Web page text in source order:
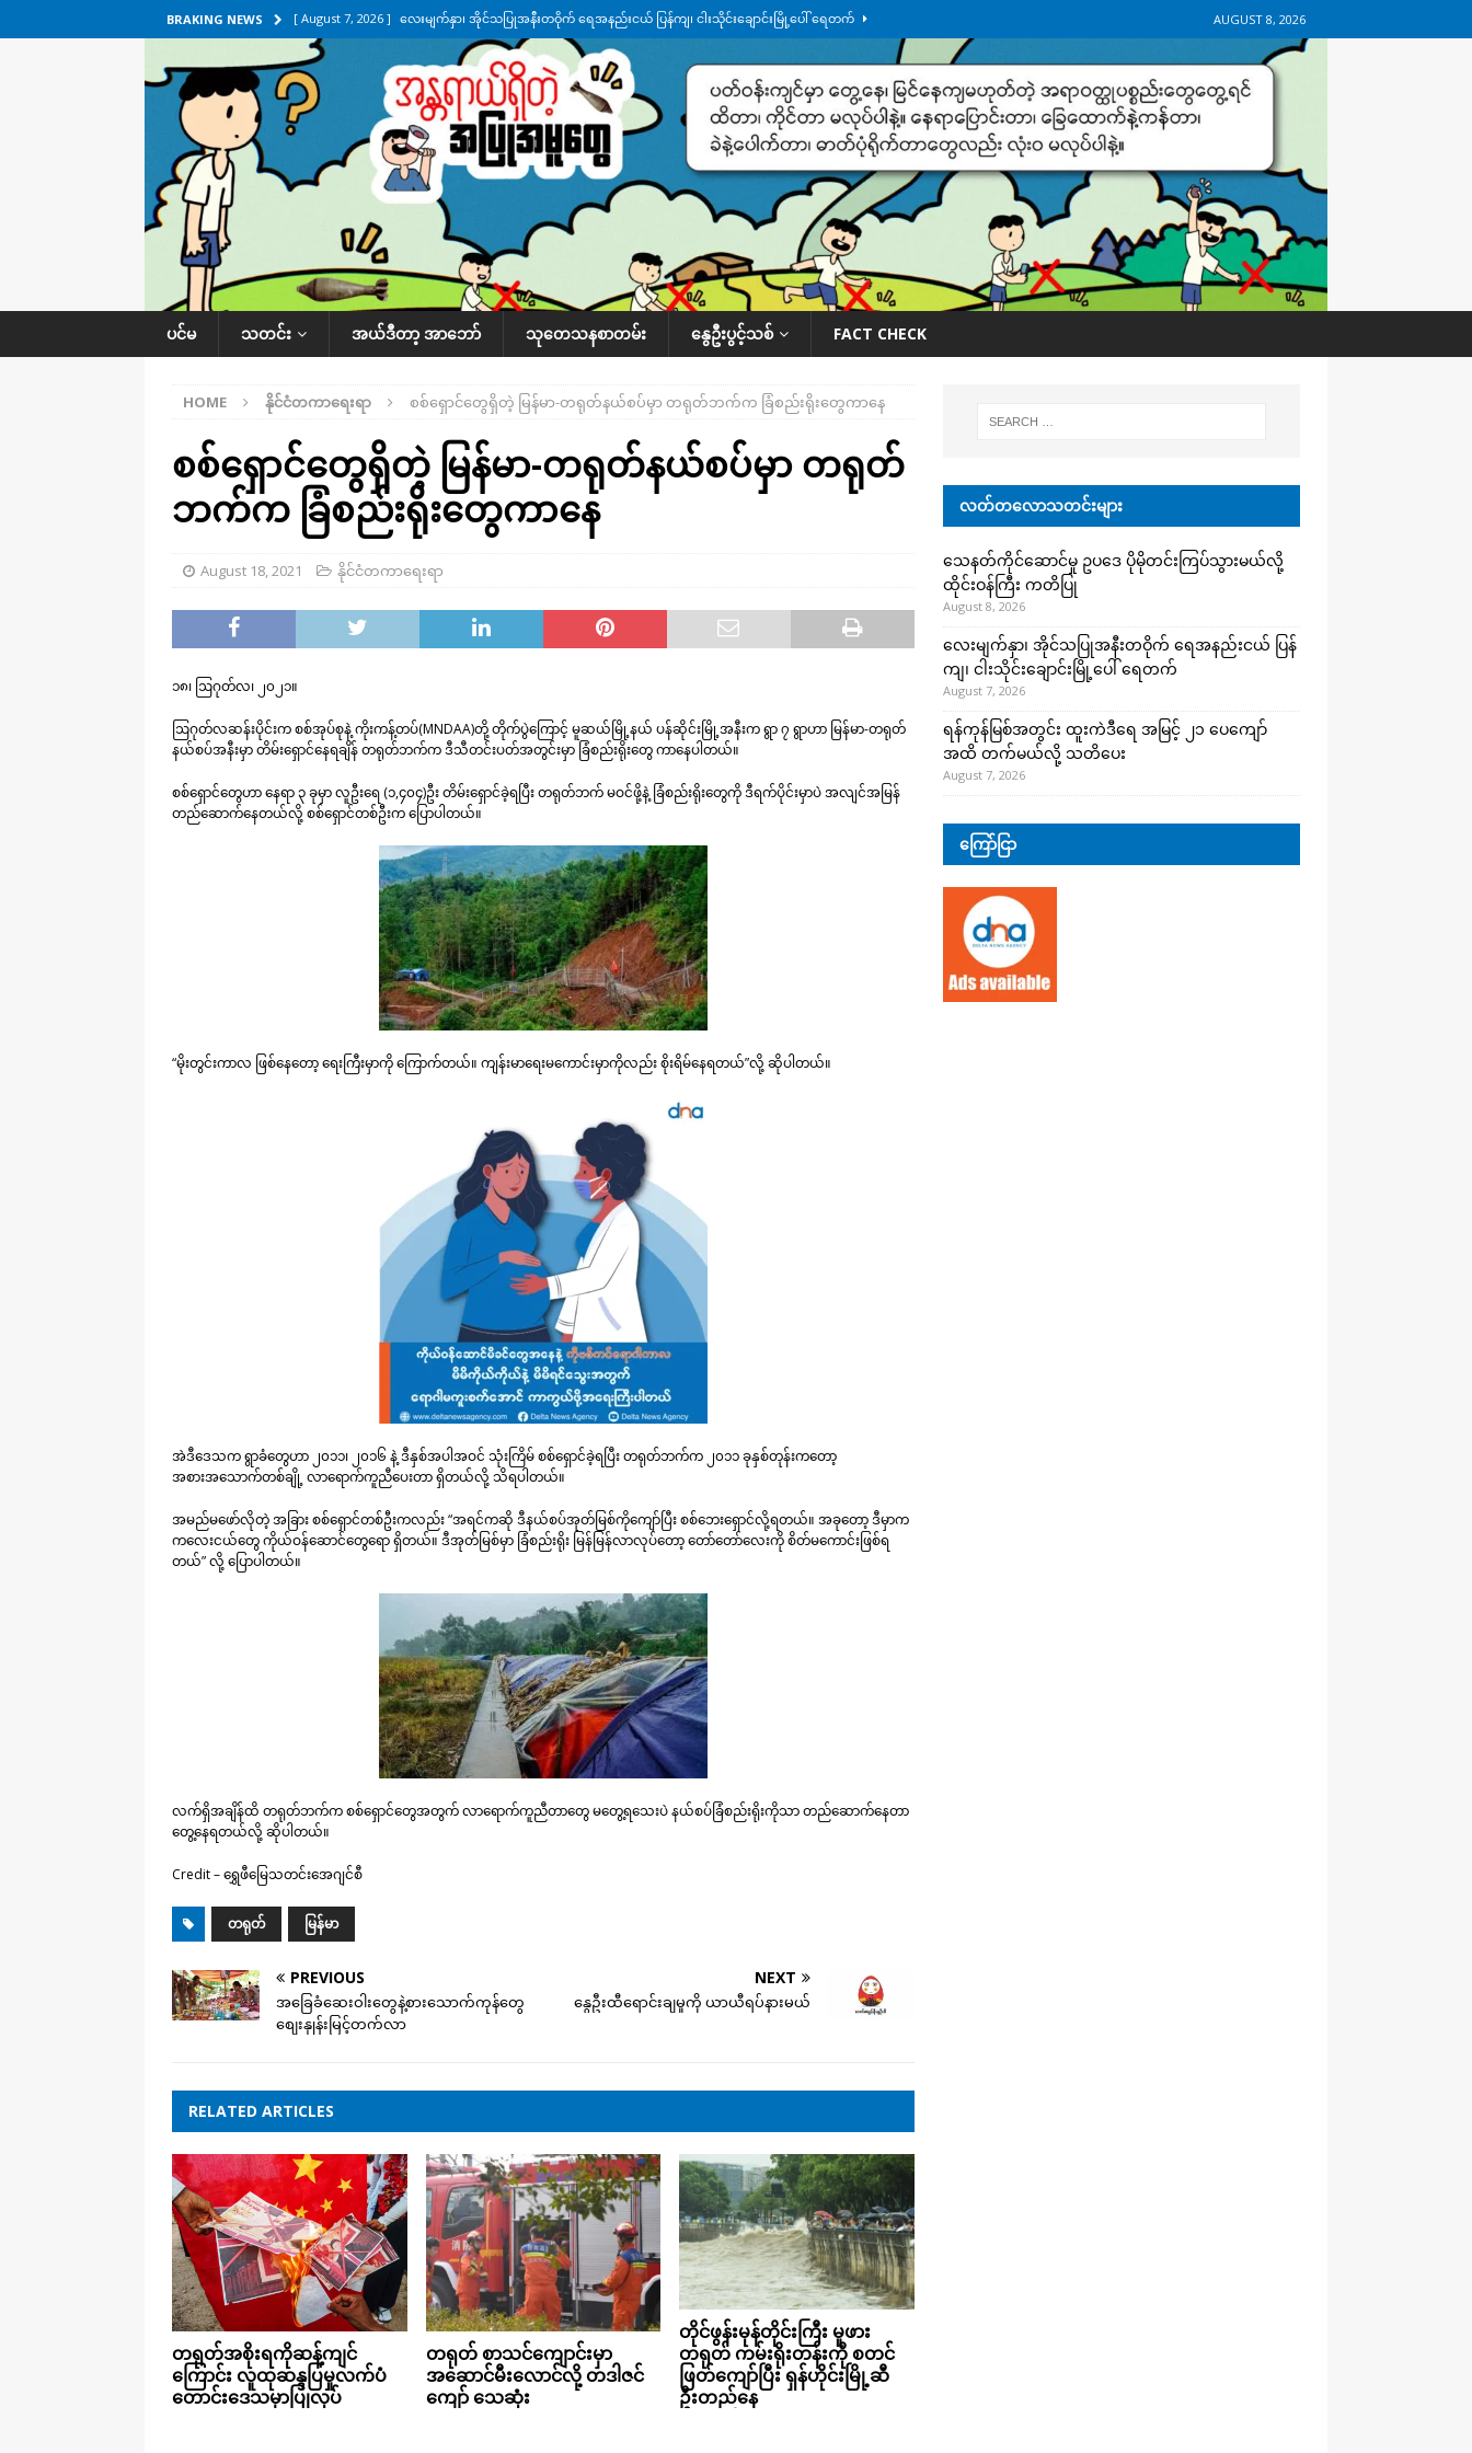
BRAKING NEWS [ August 7, 2026 ] လေးမျက်နှာ၊ အိုင်သပြုအနီးတဝိုက် ရေအနည်းငယ် ပြန်ကျ၊ ငါးသိုင်းချောင်းမြို့ပေါ် ရေတက်
ဒေသအလိုက် သတင်းကဏ္ဍ
[ August 7, 2026 ] ရန်ကုန်မြစ်အတွင်း ထူးကဲဒီရေ အ​မြင့် ၂၁ ပေကျော်အထိ တက်မယ်လို့ သတိပေး ဒေသအလိုက်
သတင်းကဏ္ဍ
[ August 7, 2026 ] လွှတ်တော်ကို ရောက်လာတဲ့ ဦးမင်အောင်လှိုင်ကို ထိုင်းလွှတ်တော်အမတ် အော်ဟစ်ဆန္ဒပြ
UNCATEGORIZED
[ August 6, 2026 ] တာကျိုးပြီး ခုနှစ်ရက်မြောက်နေ့မှာ ငသိုင်းချောင်းမြို့ကို ရေစတင်ရောက်ရှိ ဒေသအလိုက် သတင်း
ကဏ္ဍ
[ August 8, 2026 ] သေနတ်ကိုင်ဆောင်မှု ဥပဒေ ပိုမိုတင်းကြပ်သွားမယ်လို့ ထိုင်းဝန်ကြီး ကတိပြု နိုင်ငံတကာရေးရာ
AUGUST 8, 2026
ပင်မ သတင်း အယ်ဒီတာ့ အာဘော် သုတေသနစာတမ်း နွေဦးပွင့်သစ် FACT CHECK
HOME နိုင်ငံတကာရေးရာ စစ်​ရှောင်​တွေရှိတဲ့ မြန်မာ-တရုတ်နယ်စပ်မှာ တရုတ်ဘက်က ခြံစည်းရိုး​တွေကာ​နေ
စစ်​ရှောင်​တွေရှိတဲ့ မြန်မာ-တရုတ်နယ်စပ်မှာ တရုတ်
ဘက်က ခြံစည်းရိုး​တွေကာ​နေ
August 18, 2021 နိုင်ငံတကာရေးရာ
၁၈၊ ဩဂုတ်လ၊ ၂၀၂၁။
ဩဂုတ်လဆန်းပိုင်းက စစ်အုပ်စုနဲ့ ကိုးကန့်တပ်(MNDAA)တို့ တိုက်ပွဲကြောင့် မူဆယ်မြို့နယ် ပန်ဆိုင်းမြို့အနီးက ရွာ ၇ ရွာဟာ မြန်မာ-တရုတ်
နယ်စပ်အနီးမှာ တိမ်းရှောင်နေရချိန် တရုတ်ဘက်က ဒီသီတင်းပတ်အတွင်းမှာ ခြံစည်းရိုး​တွေ ကာ​နေပါတယ်။
စစ်ရှောင်တွေဟာ နေရာ ၃ ခုမှာ လူဦးရေ (၁,၄၀၄)ဦး တိမ်းရှောင်ခဲ့ရပြီး တရုတ်ဘက် မဝင်ဖို့နဲ့ ခြံစည်းရိုးတွေကို ဒီရက်ပိုင်းမှာပဲ အလျင်အမြန်
တည်ဆောက်နေတယ်လို့ စစ်ရှောင်တစ်ဦးက ပြောပါတယ်။
“မိုးတွင်းကာလ ဖြစ်နေတော့ ရေးကြီးမှာကို ကြောက်တယ်။ ကျန်းမာရေးမကောင်းမှာကိုလည်း စိုးရိမ်နေရတယ်”လို့ ​ဆိုပါတယ်။
အဲဒီဒေသက ရွာခံတွေဟာ ၂၀၁၁၊ ၂၀၁၆ နဲ့ ဒီနှစ်အပါအဝင် သုံးကြိမ် စစ်ရှောင်ခဲ့ရပြီး တရုတ်ဘက်က ၂၀၁၁ ခုနှစ်တုန်းကတော့
အစားအသောက်တစ်ချို့ လာရောက်ကူညီပေးတာ ရှိတယ်လို့ သိရပါတယ်။
အမည်မဖော်လိုတဲ့ အခြား စစ်ရှောင်တစ်ဦးကလည်း “အရင်ကဆို ဒီနယ်စပ်အုတ်မြစ်ကိုကျော်ပြီး စစ်ဘေးရှောင်လို့ရတယ်။ အခုတော့ ဒီမှာက
ကလေးငယ်တွေ ကိုယ်ဝန်ဆောင်တွေရော ရှိတယ်။ ဒီအုတ်မြစ်မှာ ခြံစည်းရိုး မြန်မြန်လာလုပ်တော့ တော်တော်လေးကို စိတ်မကောင်းဖြစ်ရ
တယ်” လို့ ပြောပါတယ်။
လက်ရှိအချိန်ထိ တရုတ်ဘက်က စစ်ရှောင်တွေအတွက် လာရောက်ကူညီတာတွေ မတွေ့ရသေးပဲ နယ်စပ်ခြံစည်းရိုးကိုသာ တည်ဆောက်နေတာ
တွေ့နေရတယ်လို့ ဆိုပါတယ်။
Credit – ​ရွှေဖီ​မြေသတင်း​အေဂျင်စီ
တရုတ် မြန်မာ
PREVIOUS
အခြေခံဆေးဝါးတွေနဲ့စားသောက်ကုန်တွေ
စျေးနှုန်းမြင့်တက်လာ
NEXT
နွေဦးထီရောင်းချမှုကို ယာယီရပ်နားမယ်
RELATED ARTICLES
တရုတ်အစိုးရကိုဆန့်ကျင်
ကြောင်း လူထုဆန္ဒပြမှုလက်ပံ
တောင်းဒေသမှာပြုလုပ်
တရုတ် စာသင်ကျောင်းမှာ
အဆောင်မီးလောင်လို့ တဒါဇင်
ကျော် သေဆုံး
တိုင်ဖွန်းမုန်တိုင်းကြီး မူဖား
တရုတ် ကမ်းရိုးတန်းကို စတင်
ဖြတ်ကျော်ပြီး ရှန်ဟိုင်းမြို့ဆီ
ဦးတည်နေ
လတ်တလောသတင်းများ
သေနတ်ကိုင်ဆောင်မှု ဥပဒေ ပိုမိုတင်းကြပ်သွားမယ်လို့
ထိုင်းဝန်ကြီး ကတိပြု
August 8, 2026
လေးမျက်နှာ၊ အိုင်သပြုအနီးတဝိုက် ရေအနည်းငယ် ပြန်
ကျ၊ ငါးသိုင်းချောင်းမြို့ပေါ် ရေတက်
August 7, 2026
ရန်ကုန်မြစ်အတွင်း ထူးကဲဒီရေ အ​မြင့် ၂၁ ပေကျော်
အထိ တက်မယ်လို့ သတိပေး
August 7, 2026
ကြော်ငြာ